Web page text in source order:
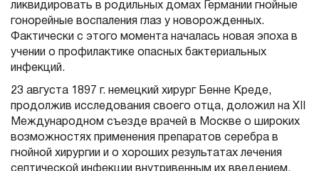
ликвидировать в родильных домах Германии гнойные
гонорейные воспаления глаз у новорожденных.
Фактически с этого момента началась новая эпоха в
учении о профилактике опасных бактериальных
инфекций.
23 августа 1897 г. немецкий хирург Бенне Креде,
продолжив исследования своего отца, доложил на ХII
Международном съезде врачей в Москве о широких
возможностях применения препаратов серебра в
гнойной хирургии и о хороших результатах лечения
септической инфекции внутривенным их введением.